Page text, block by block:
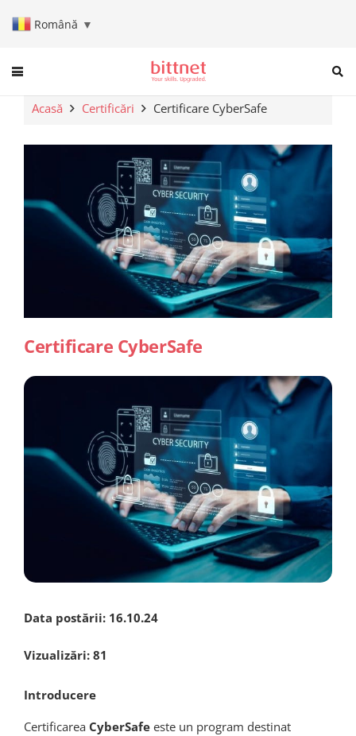
Română ▼
When autocomplete results
Acasă Certificări Certificare CyberSafe
Certificare CyberSafe
Data postării: 16.10.24
Vizualizări: 81
Introducere
Certificarea CyberSafe este un program destinat